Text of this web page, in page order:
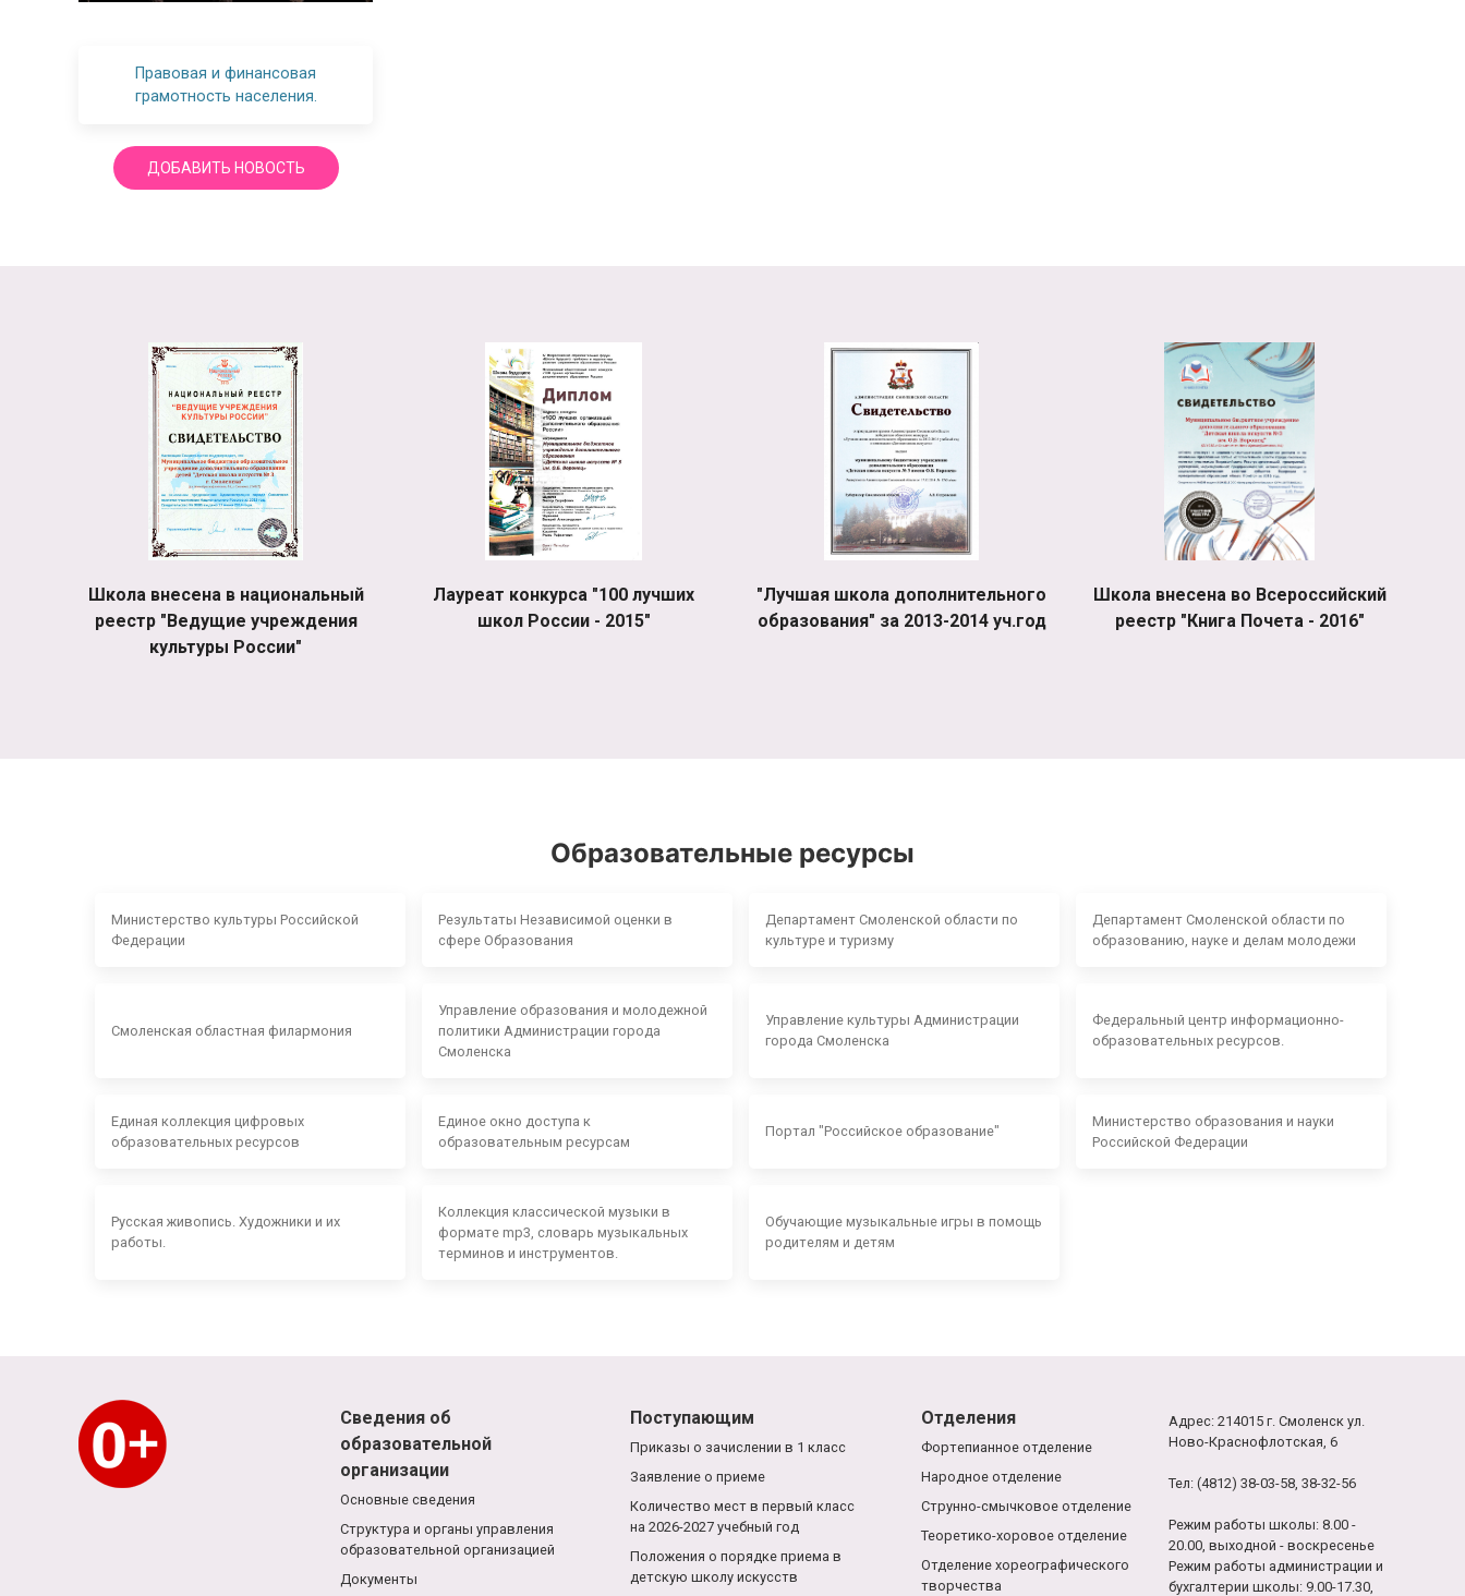
Правовая и финансовая
грамотность населения.
ДОБАВИТЬ НОВОСТЬ
Школа внесена в национальный
реестр "Ведущие учреждения
культуры России"
Лауреат конкурса "100 лучших
школ России - 2015"
"Лучшая школа дополнительного
образования" за 2013-2014 уч.год
Школа внесена во Всероссийский
реестр "Книга Почета - 2016"
Образовательные ресурсы
Министерство культуры Российской
Федерации
Результаты Независимой оценки в
сфере Образования
Департамент Смоленской области по
культуре и туризму
Департамент Смоленской области по
образованию, науке и делам молодежи
Смоленская областная филармония
Управление образования и молодежной
политики Администрации города
Смоленска
Управление культуры Администрации
города Смоленска
Федеральный центр информационно-
образовательных ресурсов.
Единая коллекция цифровых
образовательных ресурсов
Единое окно доступа к
образовательным ресурсам
Портал "Российское образование"
Министерство образования и науки
Российской Федерации
Русская живопись. Художники и их
работы.
Коллекция классической музыки в
формате mp3, словарь музыкальных
терминов и инструментов.
Обучающие музыкальные игры в помощь
родителям и детям
Сведения об
образовательной
организации
Основные сведения
Структура и органы управления
образовательной организацией
Документы
Поступающим
Приказы о зачислении в 1 класс
Заявление о приеме
Количество мест в первый класс
на 2026-2027 учебный год
Положения о порядке приема в
детскую школу искусств
Отделения
Фортепианное отделение
Народное отделение
Струнно-смычковое отделение
Теоретико-хоровое отделение
Отделение хореографического
творчества
Адрес: 214015 г. Смоленск ул.
Ново-Краснофлотская, 6
Тел: (4812) 38-03-58, 38-32-56
Режим работы школы: 8.00 -
20.00, выходной - воскресенье
Режим работы администрации и
бухгалтерии школы: 9.00-17.30,